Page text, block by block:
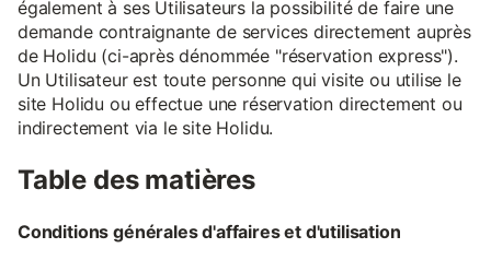
également à ses Utilisateurs la possibilité de faire une
demande contraignante de services directement auprès
de Holidu (ci-après dénommée "réservation express").
Un Utilisateur est toute personne qui visite ou utilise le
site Holidu ou effectue une réservation directement ou
indirectement via le site Holidu.
Table des matières
Conditions générales d'affaires et d'utilisation